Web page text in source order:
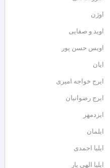
اوژن
اوید و صفایی
اویس حسن پور
ایان
ایرج خواجه امیری
ایرج رضوانیان
ایزدمهر
ایلمان
ایلیا احمدی
ایلیا الهی یار